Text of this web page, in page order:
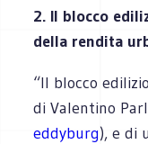
2. Il blocco
della rendita
“Il blocco
di Valentino
eddyburg), e di